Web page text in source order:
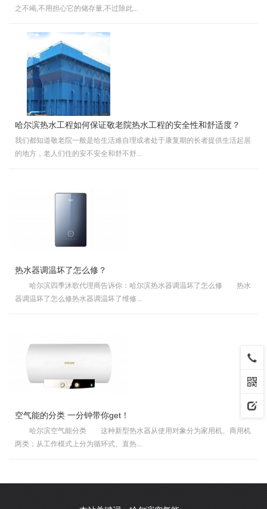
之不竭,不用担心它的储存量,不过除此...
哈尔滨热水工程如何保证敬老院热水工程的安全性和舒适度？
我们都知道敬老院一般是给生活难自理或者处于康复期的长者提供生活起居
的地方，老人们住的安不安全和舒不舒...
热水器调温坏了怎么修？
哈尔滨四季沐歌代理商告诉你：哈尔滨热水器调温坏了怎么修 热水
器调温坏了怎么修热水器调温坏了维修...
空气能的分类 一分钟带你get！
哈尔滨空气能分类 这种新型热水器从使用对象分为家用机、商用机
两类；从工作模式上分为循环式、直热...